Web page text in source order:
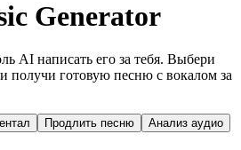
Generator
AI написать его за тебя. Выбери
получи готовую песню с вокалом за
Продлить песню
Анализ аудио